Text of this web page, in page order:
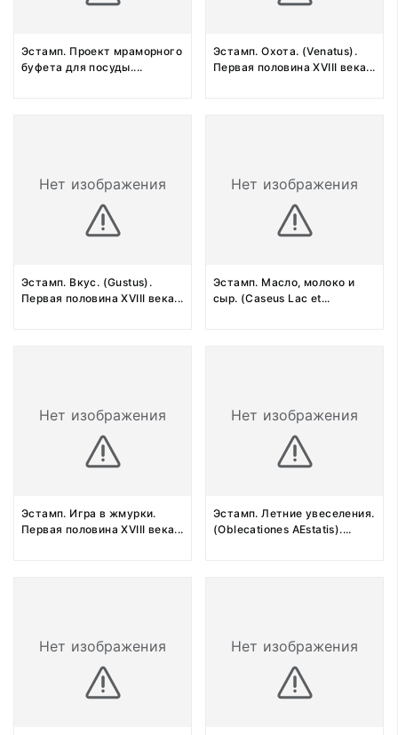
Эстамп. Проект мраморного
буфета для посуды....
Эстамп. Охота. (Venatus).
Первая половина XVIII века...
Нет изображения
Эстамп. Вкус. (Gustus).
Первая половина XVIII века...
Нет изображения
Эстамп. Масло, молоко и
сыр. (Caseus Lac et...
Нет изображения
Эстамп. Игра в жмурки.
Первая половина XVIII века...
Нет изображения
Эстамп. Летние увеселения.
(Oblecationes AEstatis)....
Нет изображения Нет изображения